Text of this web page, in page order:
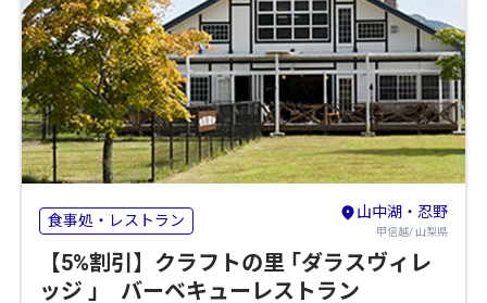
食事処・レストラン 山中湖・忍野
甲信越/ 山梨県
【5%割引】クラフトの里 ｢ダラスヴィレ
ッジ ｣ バーベキューレストラン